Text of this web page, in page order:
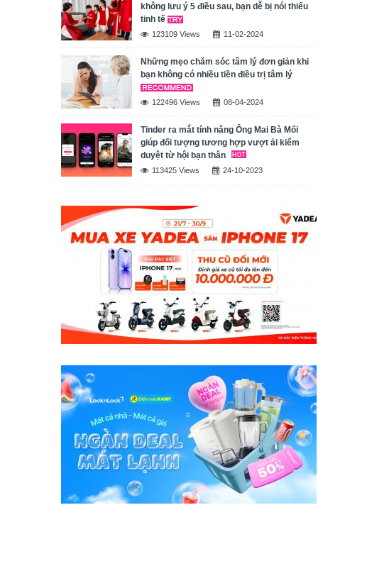
không lưu ý 5 điều sau, bạn dễ bị nói thiếu
tinh tế
123109 Views 11-02-2024
Những mẹo chăm sóc tâm lý đơn giản khi
bạn không có nhiều tiền điều trị tâm lý
122496 Views 08-04-2024
Tinder ra mắt tính năng Ông Mai Bà Mối
giúp đối tượng tương hợp vượt ải kiểm
duyệt từ hội bạn thân
113425 Views 24-10-2023